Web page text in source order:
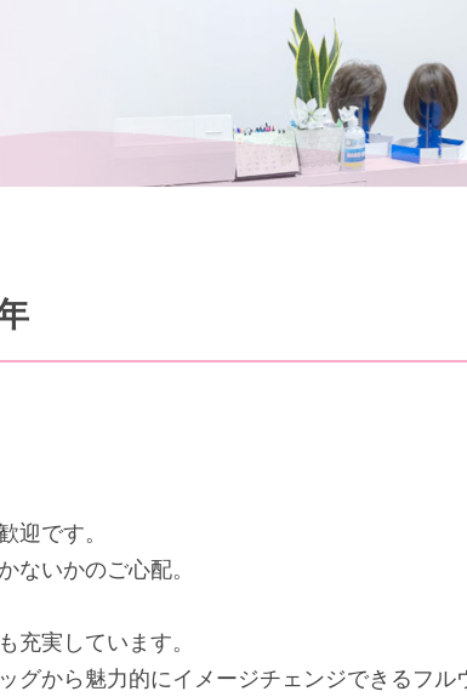
迎です。
ないかのご心配。
充実しています。
から魅力的にイメージチェンジできるフル